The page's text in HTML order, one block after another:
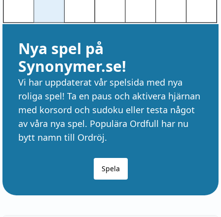
Nya spel på
Synonymer.se!
Vi har uppdaterat vår spelsida med nya
roliga spel! Ta en paus och aktivera hjärnan
med korsord och sudoku eller testa något
av våra nya spel. Populära Ordfull har nu
bytt namn till Ordröj.
Spela